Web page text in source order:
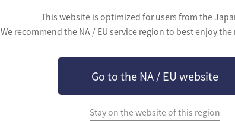
This website is optimized for users from the
We recommend the NA / EU service region to best enjoy
Go to the NA / EU website
Stay on the website of this region
覚醒武
精霊剣
覚醒したレンジャーは、
は、弓と異なり近距離や
ジャーの多彩かつ変則的